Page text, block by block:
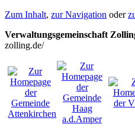
Zum Inhalt, zur Navigation oder
Verwaltungsgemeinschaft
zolling.de/